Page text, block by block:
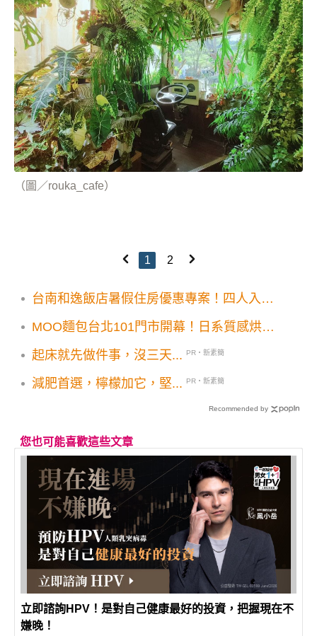
（圖／rouka_cafe）
1 2
台南和逸飯店暑假住房優惠專案！四人入住
MOO麵包台北101門市開幕！日系質感烘焙
起床就先做件事，沒三天...
PR・新素簡
減肥首選，檸檬加它，堅... PR・新素簡
Recommended by
您也可能喜歡這些文章
立即諮詢HPV！是對自己健康最好的投資，把握現在不
嫌晚！